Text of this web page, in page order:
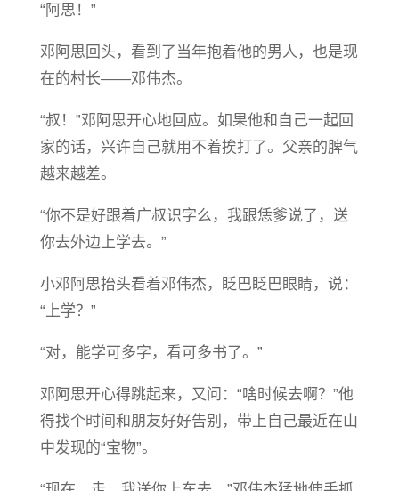
“阿思！”
邓阿思回头，看到了当年抱着他的男人，也是现
在的村长——邓伟杰。
“叔！”邓阿思开心地回应。如果他和自己一起回
家的话，兴许自己就用不着挨打了。父亲的脾气
越来越差。
“你不是好跟着广叔识字么，我跟恁爹说了，送
你去外边上学去。”
小邓阿思抬头看着邓伟杰，眨巴眨巴眼睛，说：
“上学？”
“对，能学可多字，看可多书了。”
邓阿思开心得跳起来，又问：“啥时候去啊？”他
得找个时间和朋友好好告别，带上自己最近在山
中发现的“宝物”。